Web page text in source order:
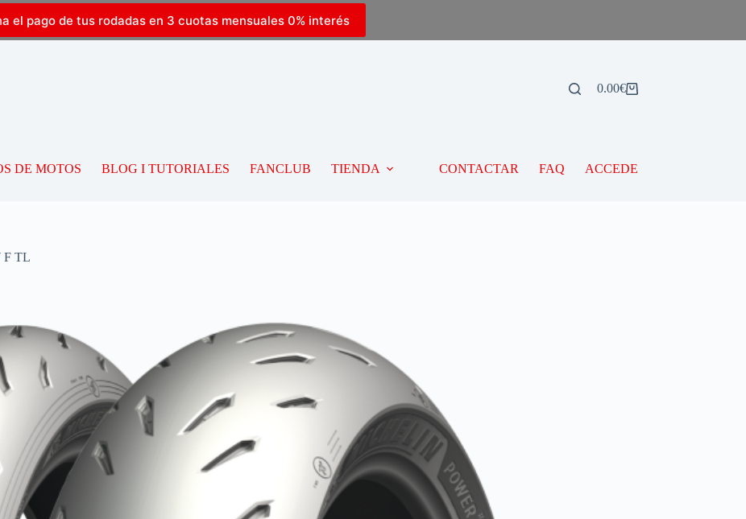
el pago de tus rodadas en 3 cuotas mensuales 0% interés
0.00€
DE MOTOS BLOG I TUTORIALES FANCLUB TIENDA CONTACTAR FAQ ACCEDE
F TL